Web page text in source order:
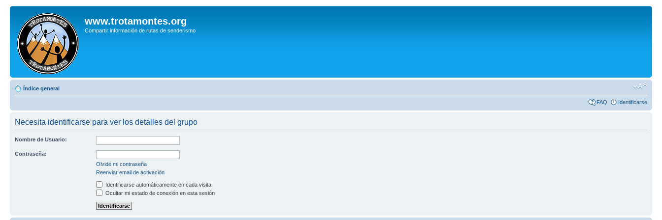
www.trotamontes.org
Compartir información de rutas de senderismo
Índice general
FAQ Identificarse
Necesita identificarse para ver los detalles del grupo
Nombre de Usuario:
Contraseña:
Olvidé mi contraseña
Reenviar email de activación
Identificarse automáticamente en cada visita
Ocultar mi estado de conexión en esta sesión